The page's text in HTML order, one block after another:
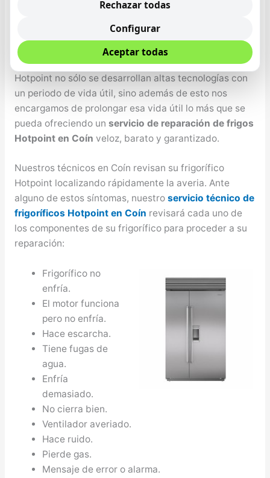
solucionamos. Nuestro bienestar y el de nuestro seres
que se tenga, por ende es de máxima importancia que
se cuente con un frigorífico que conserve los
alimentos de la mejor forma y el mayor tiempo posible,
Hotpoint no sólo se desarrollan altas tecnologías con
un periodo de vida útil, sino además de esto nos
encargamos de prolongar esa vida útil lo más que se
pueda ofreciendo un servicio de reparación de frigos
Hotpoint en Coín veloz, barato y garantizado.
Nuestros técnicos en Coín revisan su frigorífico
Hotpoint localizando rápidamente la averia. Ante
alguno de estos síntomas, nuestro servicio técnico de
frigoríficos Hotpoint en Coín revisará cada uno de
los componentes de su frigorífico para proceder a su
reparación:
Frigorífico no
enfría.
El motor funciona
pero no enfría.
Hace escarcha.
Tiene fugas de
agua.
Enfría
demasiado.
No cierra bien.
Ventilador averiado.
Hace ruido.
Pierde gas.
Mensaje de error o alarma.
Rechazar todas
Configurar
Aceptar todas